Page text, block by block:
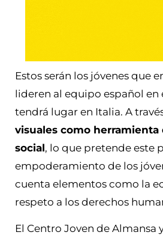
Estos serán los jóvenes que
lideren al equipo español en
tendrá lugar en Italia. A
visuales como herramienta
social, lo que pretende este
empoderamiento de los
cuenta elementos como la
respeto a los derechos
El Centro Joven de Almansa